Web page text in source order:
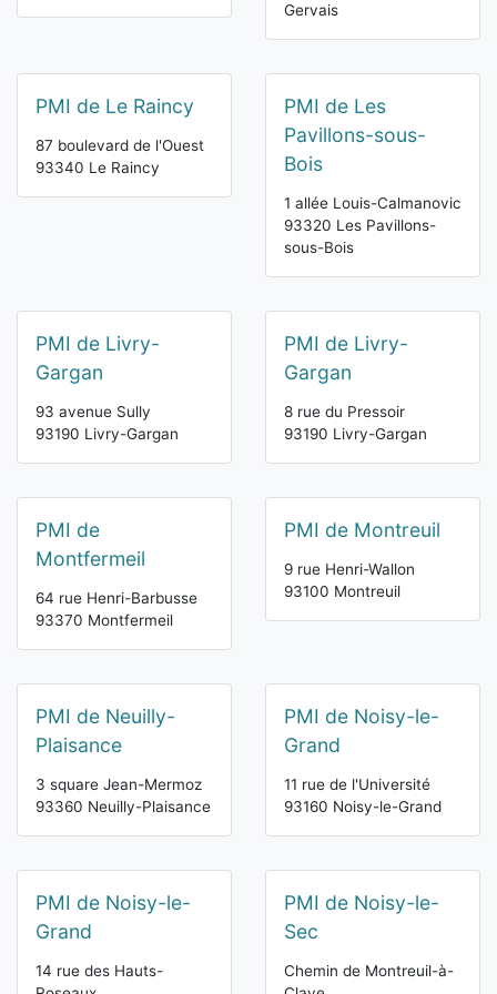
Gervais
PMI de Le Raincy
87 boulevard de l'Ouest
93340 Le Raincy
PMI de Les
Pavillons-sous-
Bois
1 allée Louis-Calmanovic
93320 Les Pavillons-
sous-Bois
PMI de Livry-
Gargan
93 avenue Sully
93190 Livry-Gargan
PMI de Livry-
Gargan
8 rue du Pressoir
93190 Livry-Gargan
PMI de
Montfermeil
64 rue Henri-Barbusse
93370 Montfermeil
PMI de Montreuil
9 rue Henri-Wallon
93100 Montreuil
PMI de Neuilly-
Plaisance
3 square Jean-Mermoz
93360 Neuilly-Plaisance
PMI de Noisy-le-
Grand
11 rue de l'Université
93160 Noisy-le-Grand
PMI de Noisy-le-
Grand
14 rue des Hauts-
PMI de Noisy-le-
Sec
Chemin de Montreuil-à-